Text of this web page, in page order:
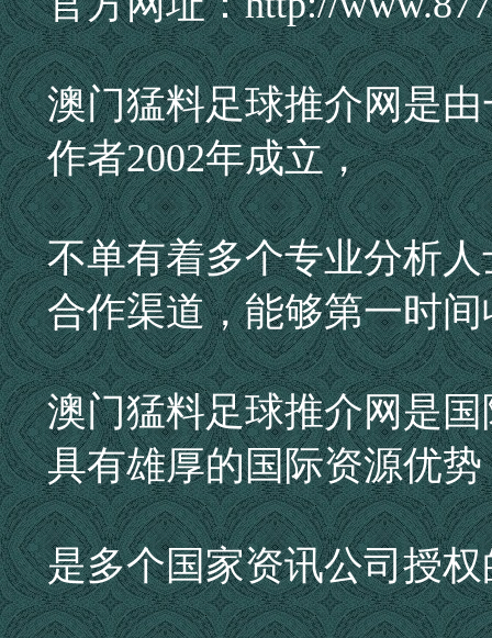
澳门猛料足球推介网是
作者2002年成立，
不单有着多个专业分析
合作渠道，能够第一时
澳门猛料足球推介网是
具有雄厚的国际资源优势
是多个国家资讯公司授